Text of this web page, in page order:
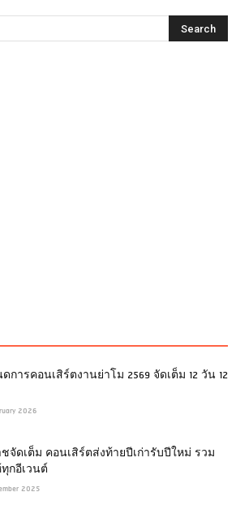
การคอนเสิร์ตงานย่าโม 2569 จัดเต็ม 12 วัน 12
2026
จัดเต็ม คอนเสิร์ตส่งท้ายปีเก่ารับปีใหม่ รวม
กอีเวนต์
2025